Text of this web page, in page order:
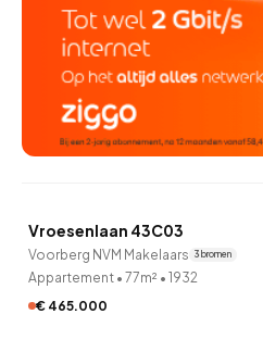
20 uur geleden ontdekt
Vroesenlaan 43C03
Voorberg NVM Makelaars 3 bronnen
Appartement • 77m² • 1932
€ 465.000